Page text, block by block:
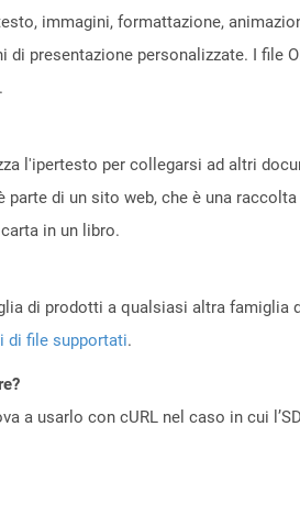
immagini, formattazione,
presentazione personalizzate. I file
l'ipertesto per collegarsi ad altri
parte di un sito web, che è una
in un libro.
di prodotti a qualsiasi altra famiglia di
di file supportati.
a usarlo con cURL nel caso in cui